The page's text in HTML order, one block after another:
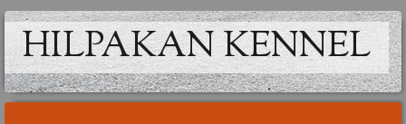
HILPAKAN KENNEL